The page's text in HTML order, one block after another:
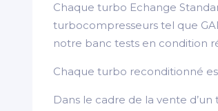
Chaque turbo Echange
turbocompresseurs tel que
notre banc tests en condition
Chaque turbo reconditionné
Dans le cadre de la vente